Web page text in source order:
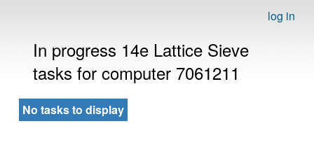
log in
In progress 14e Lattice Sieve
tasks for computer 7061211
No tasks to display